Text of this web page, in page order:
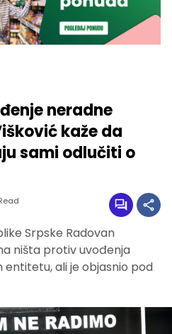
neradne
kaže da
sami odlučiti o
Srpske Radovan
ništa protiv uvođenja
entitetu, ali je objasnio pod